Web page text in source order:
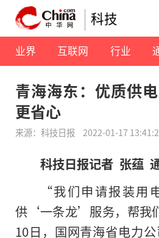
科技
业界 互联网 行业
青海海东：优质供
更省心
来源：科技日报 2022-01-17
科技日报记者 张蕴
“我们申请报装用
供‘一条龙’服务，帮我
10日，国网青海省电力